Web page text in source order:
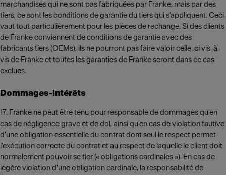
marchandises qui ne sont pas fabriquées par Franke, mais par des
tiers, ce sont les conditions de garantie du tiers qui s’appliquent. Ceci
vaut tout particulièrement pour les pièces de rechange. Si des clients
de Franke conviennent de conditions de garantie avec des
fabricants tiers (OEMs), ils ne pourront pas faire valoir celle-ci vis-à-
vis de Franke et toutes les garanties de Franke seront dans ce cas
exclues.
Dommages-intérêts
17. Franke ne peut être tenu pour responsable de dommages qu'en
cas de négligence grave et de dol, ainsi qu'en cas de violation fautive
d'une obligation essentielle du contrat dont seul le respect permet
l'exécution correcte du contrat et au respect de laquelle le client doit
normalement pouvoir se fier (« obligations cardinales »). En cas de
légère violation d'une obligation cardinale, la responsabilité de